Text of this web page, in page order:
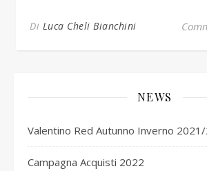
Di Luca Cheli Bianchini
NEWS
Valentino Red Autunno Inverno
Campagna Acquisti 2022